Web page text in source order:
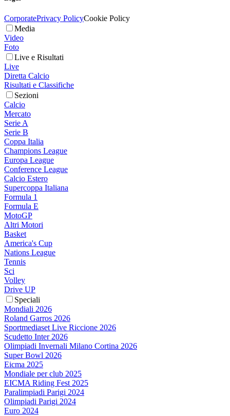
CorporatePrivacy PolicyCookie Policy
Media
Video
Foto
Live e Risultati
Live
Diretta Calcio
Risultati e Classifiche
Sezioni
Calcio
Mercato
Serie A
Serie B
Coppa Italia
Champions League
Europa League
Conference League
Calcio Estero
Supercoppa Italiana
Formula 1
Formula E
MotoGP
Altri Motori
Basket
America's Cup
Nations League
Tennis
Sci
Volley
Drive UP
Speciali
Mondiali 2026
Roland Garros 2026
Sportmediaset Live Riccione 2026
Scudetto Inter 2026
Olimpiadi Invernali Milano Cortina 2026
Super Bowl 2026
Eicma 2025
Mondiale per club 2025
EICMA Riding Fest 2025
Paralimpiadi Parigi 2024
Olimpiadi Parigi 2024
Euro 2024